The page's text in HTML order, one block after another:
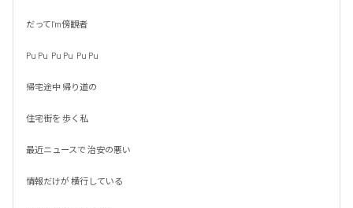
だってI'm傍観者
Pu Pu  Pu Pu  Pu Pu
帰宅途中 帰り道の
住宅街を 歩く私
最近ニュースで 治安の悪い
情報だけが 横行している